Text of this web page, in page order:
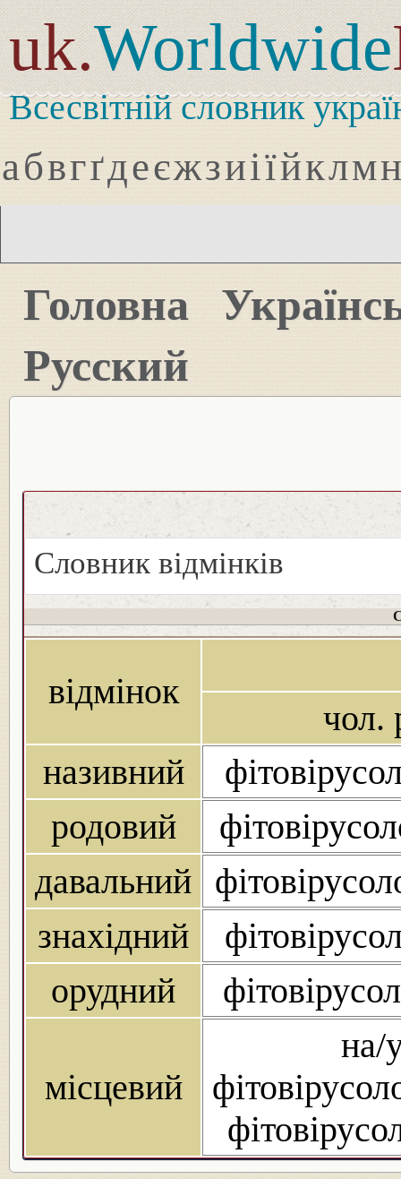
uk.Worldwide
Всесвітній словник
абвгґдеєжзиіїйклмн
Головна
Русский
Словник відмінків
відмінок
чол.
називний
родовий
давальний
знахідний
орудний
місцевий
на/